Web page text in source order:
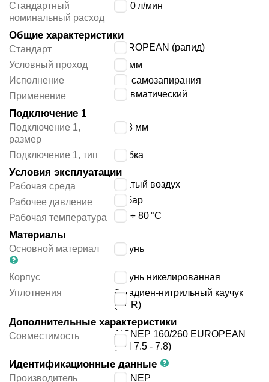
Стандартный
номинальный расход
2400 л/мин
Общие характеристики
Стандарт
EUROPEAN (рапид)
Условный проход
мм
Исполнение
без самозапирания
Применение
пневматический
Подключение 1
Подключение 1,
размер
10/8 мм
Подключение 1, тип трубка
Условия эксплуатации
Рабочая среда
сжатый воздух
Рабочее давление
бар
Рабочая температура
-20 ÷ 80 °C
Материалы
Основной материал латунь
Корпус
латунь никелированная
Уплотнения
бутадиен-нитрильный каучук
(NBR)
Дополнительные характеристики
Совместимость
AIGNEP 160/260 EUROPEAN
(DN 7.5 - 7.8)
Идентификационные данные
Производитель AIGNEP